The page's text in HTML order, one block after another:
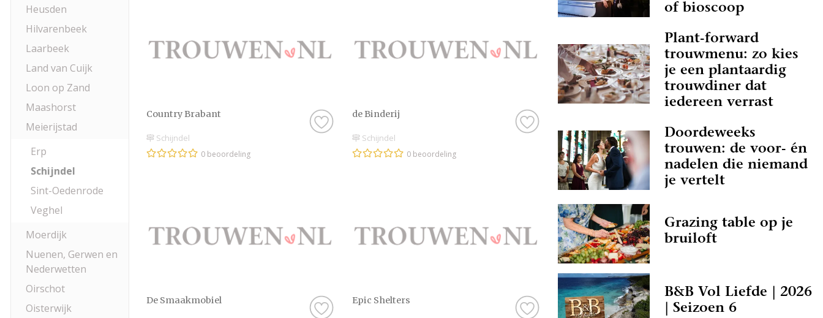
Heusden
Hilvarenbeek
Laarbeek
Land van Cuijk
Loon op Zand
Maashorst
Meierijstad
Erp
Schijndel
Sint-Oedenrode
Veghel
Moerdijk
Nuenen, Gerwen en
Nederwetten
Oirschot
Oisterwijk
Country Brabant
Schijndel
0 beoordeling
de Binderij
Schijndel
0 beoordeling
De Smaakmobiel Epic Shelters
of bioscoop
Plant-forward
trouwmenu: zo kies
je een plantaardig
trouwdiner dat
iedereen verrast
Doordeweeks
trouwen: de voor- én
nadelen die niemand
je vertelt
Grazing table op je
bruiloft
B&B Vol Liefde | 2026
| Seizoen 6